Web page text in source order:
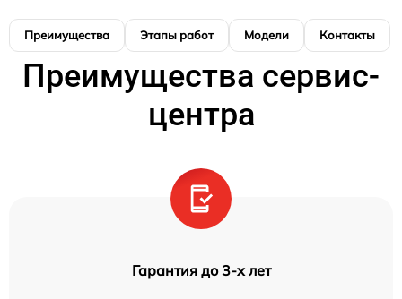
Преимущества Этапы работ Модели Контакты
Преимущества сервис-
центра
Гарантия до 3-х лет